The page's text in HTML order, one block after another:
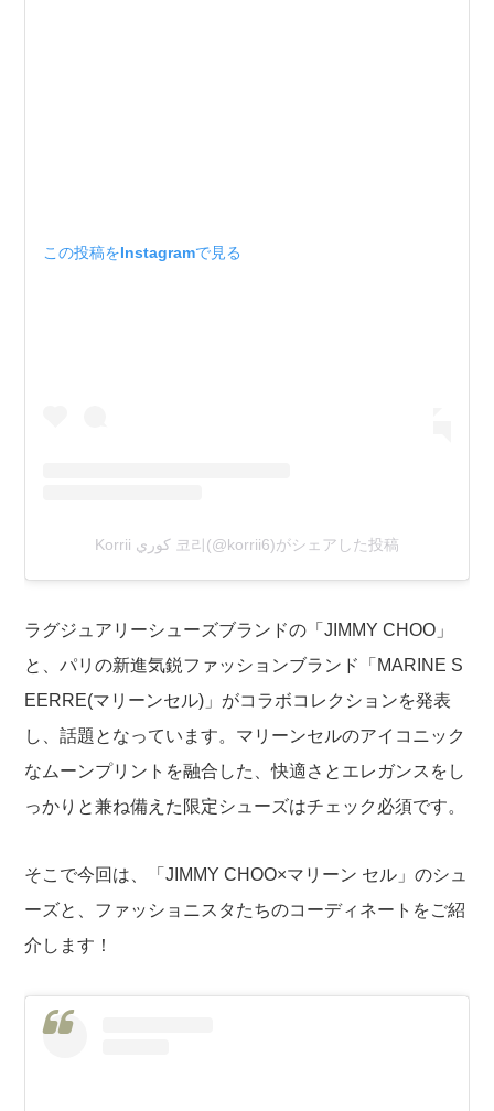
この投稿をInstagramで見る
Korrii كوري 코리(@korrii6)がシェアした投稿
ラグジュアリーシューズブランドの「JIMMY CHOO」
と、パリの新進気鋭ファッションブランド「MARINE S
EERRE(マリーンセル)」がコラボコレクションを発表
し、話題となっています。マリーンセルのアイコニック
なムーンプリントを融合した、快適さとエレガンスをし
っかりと兼ね備えた限定シューズはチェック必須です。
そこで今回は、「JIMMY CHOO×マリーン セル」のシュ
ーズと、ファッショニスタたちのコーディネートをご紹
介します！